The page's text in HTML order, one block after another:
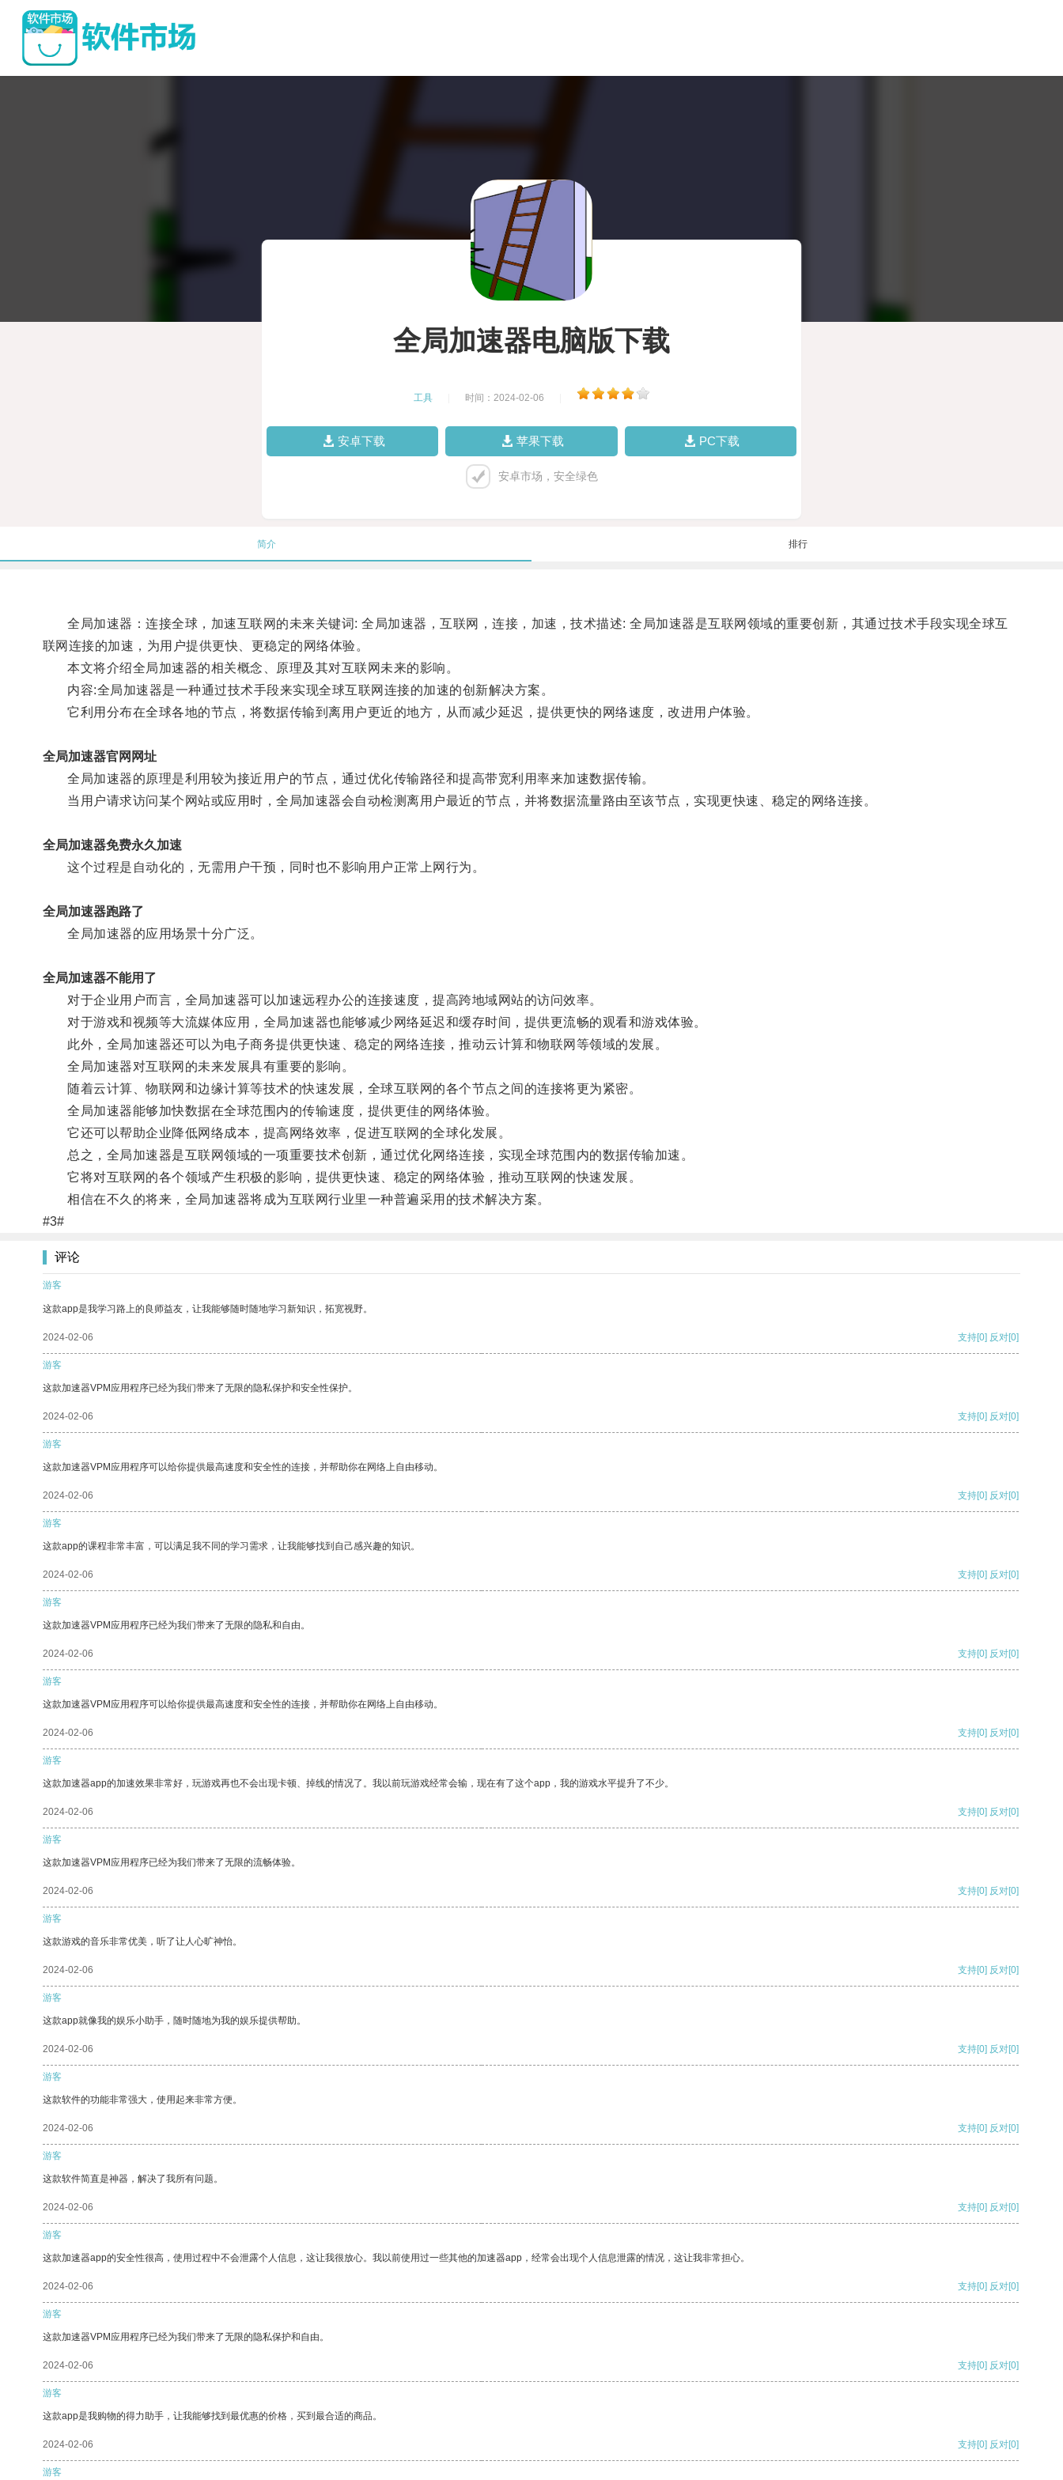
全局加速器电脑版下载
工具 时间：2024-02-06
安卓下载 苹果下载 PC下载
安卓市场，安全绿色
简介 排行
全局加速器：连接全球，加速互联网的未来关键词: 全局加速器，互联网，连接，加速，技术描述: 全局加速器是互联网领域的重要创新，其通过技术手段实现全球互
联网连接的加速，为用户提供更快、更稳定的网络体验。
本文将介绍全局加速器的相关概念、原理及其对互联网未来的影响。
内容:全局加速器是一种通过技术手段来实现全球互联网连接的加速的创新解决方案。
它利用分布在全球各地的节点，将数据传输到离用户更近的地方，从而减少延迟，提供更快的网络速度，改进用户体验。
全局加速器官网网址
全局加速器的原理是利用较为接近用户的节点，通过优化传输路径和提高带宽利用率来加速数据传输。
当用户请求访问某个网站或应用时，全局加速器会自动检测离用户最近的节点，并将数据流量路由至该节点，实现更快速、稳定的网络连接。
全局加速器免费永久加速
这个过程是自动化的，无需用户干预，同时也不影响用户正常上网行为。
全局加速器跑路了
全局加速器的应用场景十分广泛。
全局加速器不能用了
对于企业用户而言，全局加速器可以加速远程办公的连接速度，提高跨地域网站的访问效率。
对于游戏和视频等大流媒体应用，全局加速器也能够减少网络延迟和缓存时间，提供更流畅的观看和游戏体验。
此外，全局加速器还可以为电子商务提供更快速、稳定的网络连接，推动云计算和物联网等领域的发展。
全局加速器对互联网的未来发展具有重要的影响。
随着云计算、物联网和边缘计算等技术的快速发展，全球互联网的各个节点之间的连接将更为紧密。
全局加速器能够加快数据在全球范围内的传输速度，提供更佳的网络体验。
它还可以帮助企业降低网络成本，提高网络效率，促进互联网的全球化发展。
总之，全局加速器是互联网领域的一项重要技术创新，通过优化网络连接，实现全球范围内的数据传输加速。
它将对互联网的各个领域产生积极的影响，提供更快速、稳定的网络体验，推动互联网的快速发展。
相信在不久的将来，全局加速器将成为互联网行业里一种普遍采用的技术解决方案。
#3#
评论
游客
这款app是我学习路上的良师益友，让我能够随时随地学习新知识，拓宽视野。
2024-02-06 支持[0] 反对[0]
游客
这款加速器VPM应用程序已经为我们带来了无限的隐私保护和安全性保护。
2024-02-06 支持[0] 反对[0]
游客
这款加速器VPM应用程序可以给你提供最高速度和安全性的连接，并帮助你在网络上自由移动。
2024-02-06 支持[0] 反对[0]
游客
这款app的课程非常丰富，可以满足我不同的学习需求，让我能够找到自己感兴趣的知识。
2024-02-06 支持[0] 反对[0]
游客
这款加速器VPM应用程序已经为我们带来了无限的隐私和自由。
2024-02-06 支持[0] 反对[0]
游客
这款加速器VPM应用程序可以给你提供最高速度和安全性的连接，并帮助你在网络上自由移动。
2024-02-06 支持[0] 反对[0]
游客
这款加速器app的加速效果非常好，玩游戏再也不会出现卡顿、掉线的情况了。我以前玩游戏经常会输，现在有了这个app，我的游戏水平提升了不少。
2024-02-06 支持[0] 反对[0]
游客
这款加速器VPM应用程序已经为我们带来了无限的流畅体验。
2024-02-06 支持[0] 反对[0]
游客
这款游戏的音乐非常优美，听了让人心旷神怡。
2024-02-06 支持[0] 反对[0]
游客
这款app就像我的娱乐小助手，随时随地为我的娱乐提供帮助。
2024-02-06 支持[0] 反对[0]
游客
这款软件的功能非常强大，使用起来非常方便。
2024-02-06 支持[0] 反对[0]
游客
这款软件简直是神器，解决了我所有问题。
2024-02-06 支持[0] 反对[0]
游客
这款加速器app的安全性很高，使用过程中不会泄露个人信息，这让我很放心。我以前使用过一些其他的加速器app，经常会出现个人信息泄露的情况，这让我非常担心。
2024-02-06 支持[0] 反对[0]
游客
这款加速器VPM应用程序已经为我们带来了无限的隐私保护和自由。
2024-02-06 支持[0] 反对[0]
游客
这款app是我购物的得力助手，让我能够找到最优惠的价格，买到最合适的商品。
2024-02-06 支持[0] 反对[0]
游客